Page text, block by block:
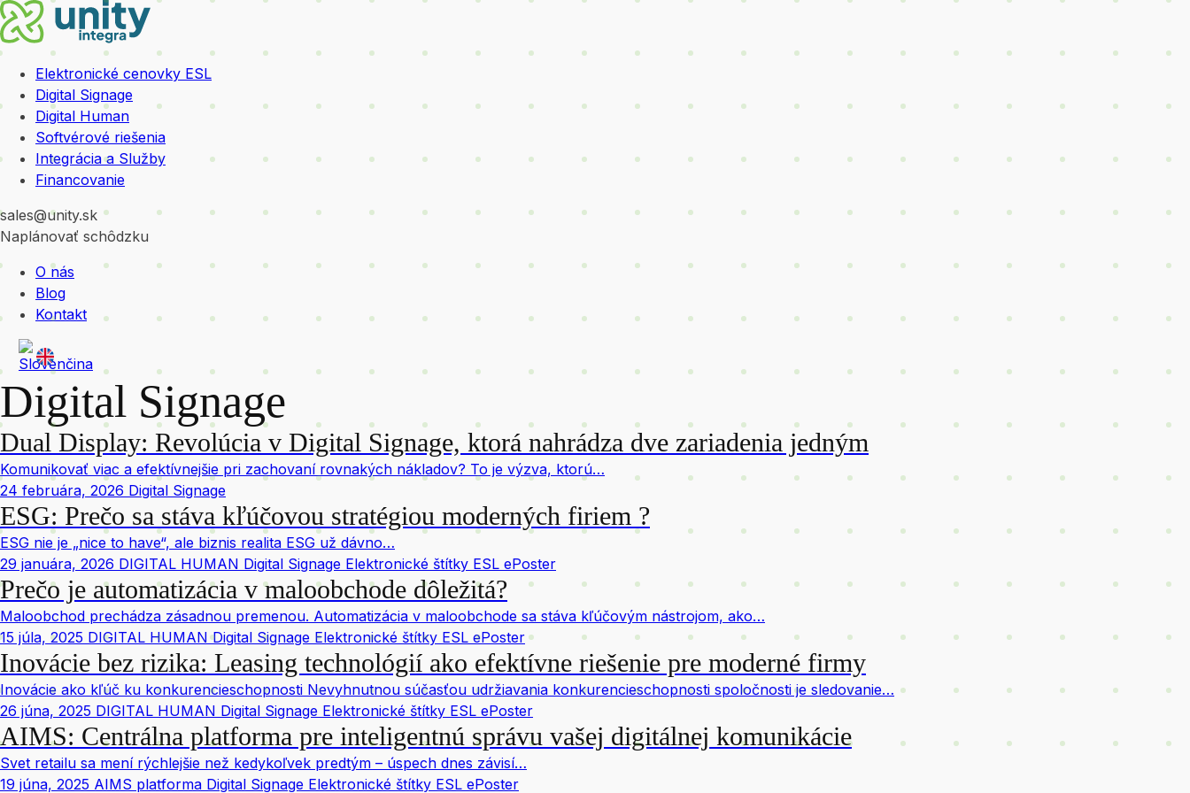
Elektronické cenovky ESL
Digital Signage
Digital Human
Softvérové riešenia
Integrácia a Služby
Financovanie
sales@unity.sk
Naplánovať schôdzku
O nás
Blog
Kontakt
Digital Signage
Dual Display: Revolúcia v Digital Signage, ktorá nahrádza dve zariadenia jedným
Komunikovať viac a efektívnejšie pri zachovaní rovnakých nákladov? To je výzva, ktorú…
24 februára, 2026 Digital Signage
ESG: Prečo sa stáva kľúčovou stratégiou moderných firiem ?
ESG nie je „nice to have“, ale biznis realita ESG už dávno…
29 januára, 2026 DIGITAL HUMAN Digital Signage Elektronické štítky ESL ePoster
Prečo je automatizácia v maloobchode dôležitá?
Maloobchod prechádza zásadnou premenou. Automatizácia v maloobchode sa stáva kľúčovým nástrojom, ako…
15 júla, 2025 DIGITAL HUMAN Digital Signage Elektronické štítky ESL ePoster
Inovácie bez rizika: Leasing technológií ako efektívne riešenie pre moderné firmy
Inovácie ako kľúč ku konkurencieschopnosti Nevyhnutnou súčasťou udržiavania konkurencieschopnosti spoločnosti je sledovanie…
26 júna, 2025 DIGITAL HUMAN Digital Signage Elektronické štítky ESL ePoster
AIMS: Centrálna platforma pre inteligentnú správu vašej digitálnej komunikácie
Svet retailu sa mení rýchlejšie než kedykoľvek predtým – úspech dnes závisí…
19 júna, 2025 AIMS platforma Digital Signage Elektronické štítky ESL ePoster